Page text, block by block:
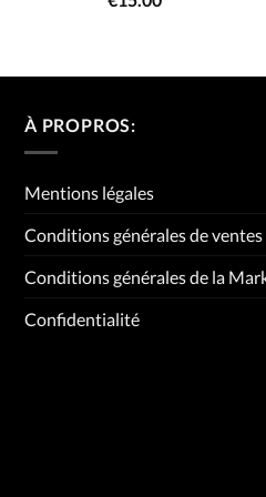
À PROPROS:
Mentions légales
Conditions générales de ventes
Conditions générales de la
Confidentialité